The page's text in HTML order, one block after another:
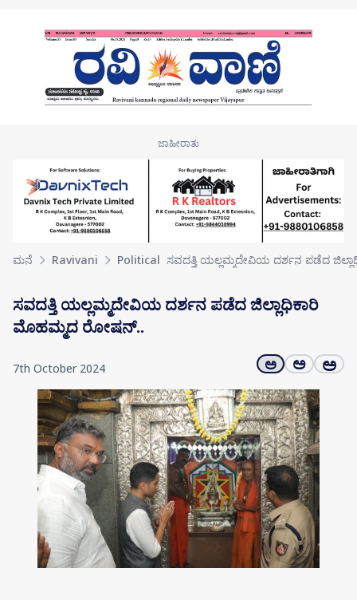
ಮನೆ Ravivani Political ಸವದತ್ತಿ ಯಲ್ಲಮ್ಮದೇವಿಯ ದರ್ಶನ ಪಡೆದ
ಸವದತ್ತಿ ಯಲ್ಲಮ್ಮದೇವಿಯ ದರ್ಶನ ಪಡೆದ ಜಿಲ್ಲಾಧಿಕಾರಿ
ಮೊಹಮ್ಮದ ರೋಷನ್..
7th October 2024 ಅ ಅ ಅ